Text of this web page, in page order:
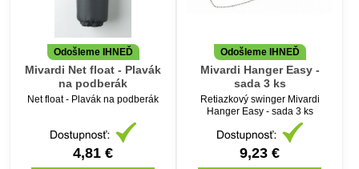
Odošleme IHNEĎ
Mivardi Net float - Plavák
na podberák
Net float - Plavák na podberák
4,81 €
Odošleme IHNEĎ
Mivardi Hanger Easy -
sada 3 ks
Retiazkový swinger Mivardi
Hanger Easy - sada 3 ks
9,23 €